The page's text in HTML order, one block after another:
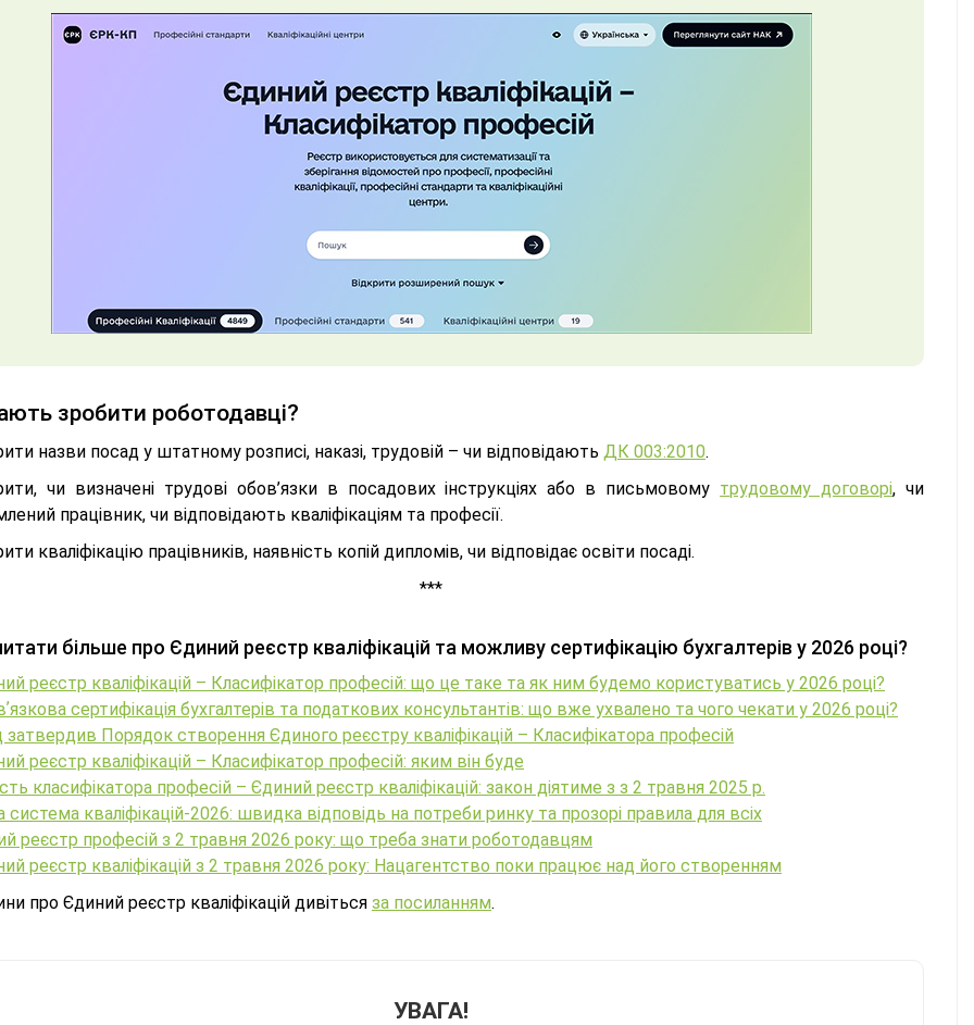
зробити роботодавці?
назви посад у штатному розписі, наказі, трудовій – чи відповідають ДК 003:2010.
чи визначені трудові обов’язки в посадових інструкціях або в письмовому трудовому договорі, чи
працівник, чи відповідають кваліфікаціям та професії.
кваліфікацію працівників, наявність копій дипломів, чи відповідає освіти посаді.
***
більше про Єдиний реєстр кваліфікацій та можливу сертифікацію бухгалтерів у 2026 році?
реєстр кваліфікацій – Класифікатор професій: що це таке та як ним будемо користуватись у 2026 році?
сертифікація бухгалтерів та податкових консультантів: що вже ухвалено та чого чекати у 2026 році?
затвердив Порядок створення Єдиного реєстру кваліфікацій – Класифікатора професій
реєстр кваліфікацій – Класифікатор професій: яким він буде
класифікатора професій – Єдиний реєстр кваліфікацій: закон діятиме з з 2 травня 2025 р.
система кваліфікацій-2026: швидка відповідь на потреби ринку та прозорі правила для всіх
реєстр професій з 2 травня 2026 року: що треба знати роботодавцям
реєстр кваліфікацій з 2 травня 2026 року: Нацагентство поки працює над його створенням
про Єдиний реєстр кваліфікацій дивіться за посиланням.
УВАГА!